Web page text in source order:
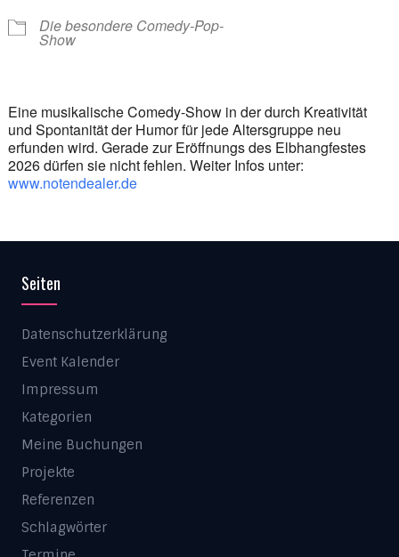
Die besondere Comedy-Pop-
Show
Eine musikalische Comedy-Show in der durch Kreativität
und Spontanität der Humor für jede Altersgruppe neu
erfunden wird. Gerade zur Eröffnungs des Elbhangfestes
2026 dürfen sie nicht fehlen. Weiter Infos unter:
www.notendealer.de
Seiten
Datenschutzerklärung
Event Kalender
Impressum
Kategorien
Meine Buchungen
Projekte
Referenzen
Schlagwörter